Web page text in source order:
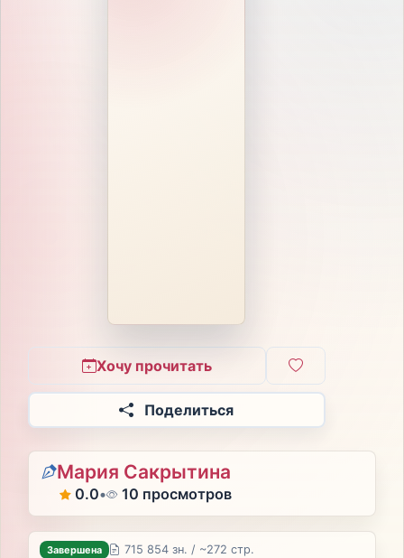
Хочу прочитать
Поделиться
Мария Сакрытина
0.0• 10 просмотров
Завершена
715 854 зн. / ~272 стр.